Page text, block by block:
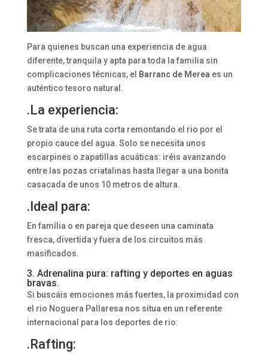
Para quienes buscan una experiencia de agua
diferente, tranquila y apta para toda la familia sin
complicaciones técnicas, el
Barranc de Merea es un
auténtico tesoro natural.
.La experiencia:
Se trata de una ruta corta remontando el rio por el
propio cauce del agua. Solo se necesita unos
escarpines o zapatillas acuáticas: iréis avanzando
entre las pozas criatalinas hasta llegar a una bonita
casacada de unos 10 metros de altura.
.Ideal para:
En família o en pareja que deseen una caminata
fresca, divertida y fuera de los circuitos más
masificados.
3. Adrenalina pura: rafting y deportes en aguas
bravas.
Si buscáis emociones más fuertes, la proximidad con
el rio Noguera Pallaresa nos situa en un referente
internacional para los deportes de rio:
.Rafting: